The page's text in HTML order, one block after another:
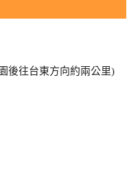
後往台東方向約兩公里)